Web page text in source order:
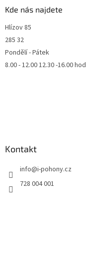
Kde nás najdete
Hlízov 85
285 32
Pondělí - Pátek
8.00 - 12.00 12.30 -16.00 hod
Kontakt
info@i-pohony.cz
728 004 001